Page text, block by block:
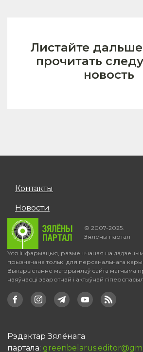
Листайте
прочитать
новость
Контакты
Новости
© 2007-2025.
Зялёны партал
Уся інфармацыя, размешчаная на
прызначана толькі для персанальнага
Выкарыстанне матэрыялаў сайта магчыма
наяўнасці зваротнай і актыўнай
Рэдактар Зялёнага
партала: